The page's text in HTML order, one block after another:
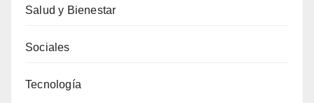
Salud y Bienestar
Sociales
Tecnología